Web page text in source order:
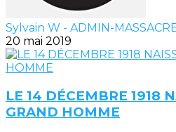
Sylvain W - ADMIN-
20 mai 2019
LE 14 DÉCEMBRE 1918
GRAND HOMME